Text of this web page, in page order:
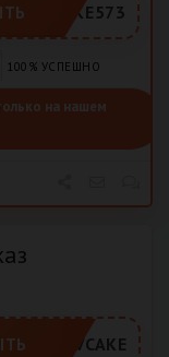
FCAKE573
100% УСПЕШНО
на нашем
ADVCAKE